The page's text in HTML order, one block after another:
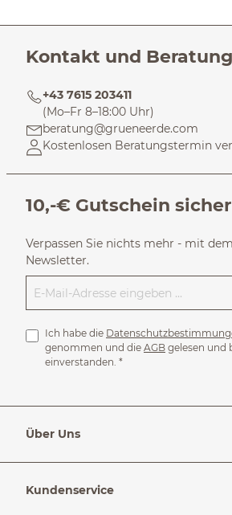
Kontakt und Beratung
+43 7615 203411
(Mo–Fr 8–18:00 Uhr)
beratung@grueneerde.com
Kostenlosen Beratungstermin
10,-€ Gutschein
Verpassen Sie nichts mehr - mit
Newsletter.
Ich habe die
genommen und die AGB gelesen und
einverstanden. *
Über Uns
Kundenservice